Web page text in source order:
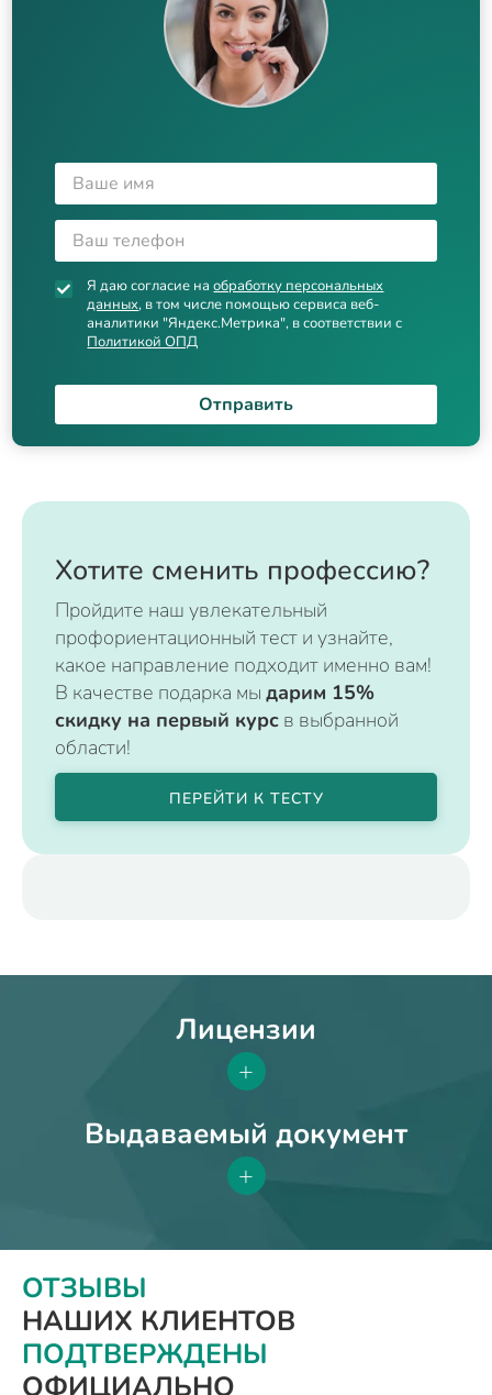
Я даю согласие наобработку персональных
данных, в том числе помощью сервиса веб-
аналитики "Яндекс.Метрика", в соответствии с
Политикой ОПД
Отправить
Хотите сменить профессию?
Пройдите наш увлекательный
профориентационный тест и узнайте,
какое направление подходит именно вам!
В качестве подарка мы дарим 15%
скидку на первый курс в выбранной
области!
ПЕРЕЙТИ К ТЕСТУ
Лицензии
+
Выдаваемый документ
+
ОТЗЫВЫ
НАШИХ КЛИЕНТОВ
ПОДТВЕРЖДЕНЫ
ОФИЦИАЛЬНО